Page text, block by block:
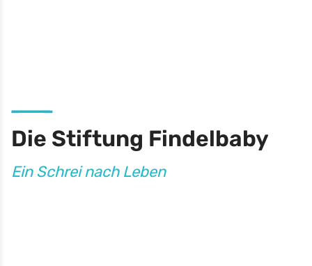
Die Stiftung Findelbaby
Ein Schrei nach Leben